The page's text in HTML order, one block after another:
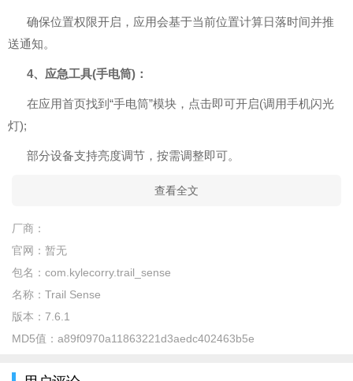
确保位置权限开启，应用会基于当前位置计算日落时间并推
送通知。
4、应急工具(手电筒)：
在应用首页找到“手电筒”模块，点击即可开启(调用手机闪光
灯);
部分设备支持亮度调节，按需调整即可。
查看全文
厂商：
官网： 暂无
包名： com.kylecorry.trail_sense
名称： Trail Sense
版本： 7.6.1
MD5值： a89f0970a11863221d3aedc402463b5e